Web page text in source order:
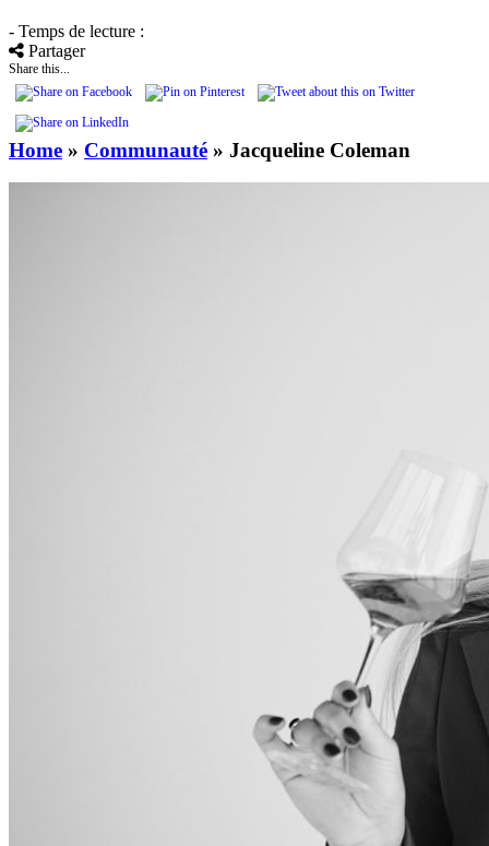
- Temps de lecture :
Partager
Share this...
Home » Communauté » Jacqueline Coleman